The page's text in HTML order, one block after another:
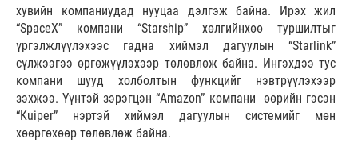
хувийн компаниудад нууцаа дэлгэж байна. Ирэх жил
“SpaceX” компани “Starship” хөлгийнхөө туршилтыг
үргэлжлүүлэхээс гадна хиймэл дагуулын “Starlink”
сүлжээгээ өргөжүүлэхээр төлөвлөж байна. Ингэхдээ тус
компани шууд холболтын функцийг нэвтрүүлэхээр
зэхжээ. Үүнтэй зэрэгцэн “Amazon” компани өөрийн гэсэн
“Kuiper” нэртэй хиймэл дагуулын системийг мөн
хөөргөхөөр төлөвлөж байна.